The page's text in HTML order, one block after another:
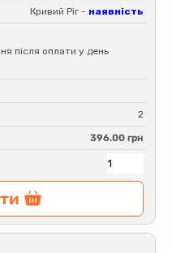
Кривий Ріг - наявність
після оплати у день
2
396.00 грн